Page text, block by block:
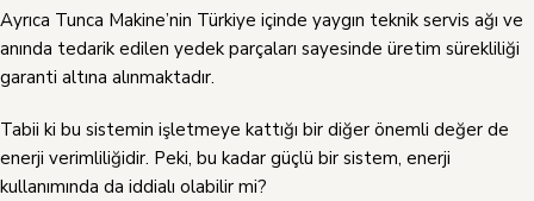
Ayrıca Tunca Makine’nin Türkiye içinde yaygın teknik servis ağı ve
anında tedarik edilen yedek parçaları sayesinde üretim sürekliliği
garanti altına alınmaktadır.
Tabii ki bu sistemin işletmeye kattığı bir diğer önemli değer de
enerji verimliliğidir. Peki, bu kadar güçlü bir sistem, enerji
kullanımında da iddialı olabilir mi?